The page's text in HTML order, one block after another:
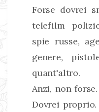
Forse dovrei
telefilm
spie russe,
genere,
quant'altro.
Anzi, non forse.
Dovrei proprio.